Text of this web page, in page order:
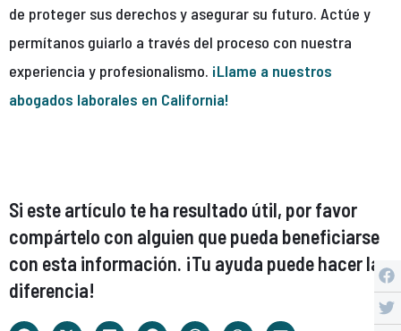
de proteger sus derechos y asegurar su futuro. Actúe y
permítanos guiarlo a través del proceso con nuestra
experiencia y profesionalismo. ¡Llame a nuestros
abogados laborales en California!
Si este artículo te ha resultado útil, por favor
compártelo con alguien que pueda beneficiarse
con esta información. ¡Tu ayuda puede hacer la
diferencia!